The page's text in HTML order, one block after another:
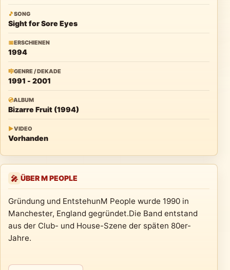
🎵SONG
Sight for Sore Eyes
📅ERSCHIENEN
1994
🎼GENRE / DEKADE
1991 - 2001
💿ALBUM
Bizarre Fruit (1994)
▶VIDEO
Vorhanden
🎤 ÜBER M PEOPLE
Gründung und EntstehunM People wurde 1990 in
Manchester, England gegründet.Die Band entstand
aus der Club- und House-Szene der späten 80er-
Jahre.